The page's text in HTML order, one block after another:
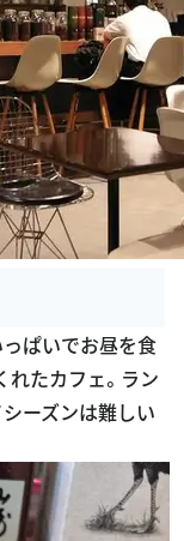
ぱいでお昼を食
たカフェ。ラン
ーズンは難しい